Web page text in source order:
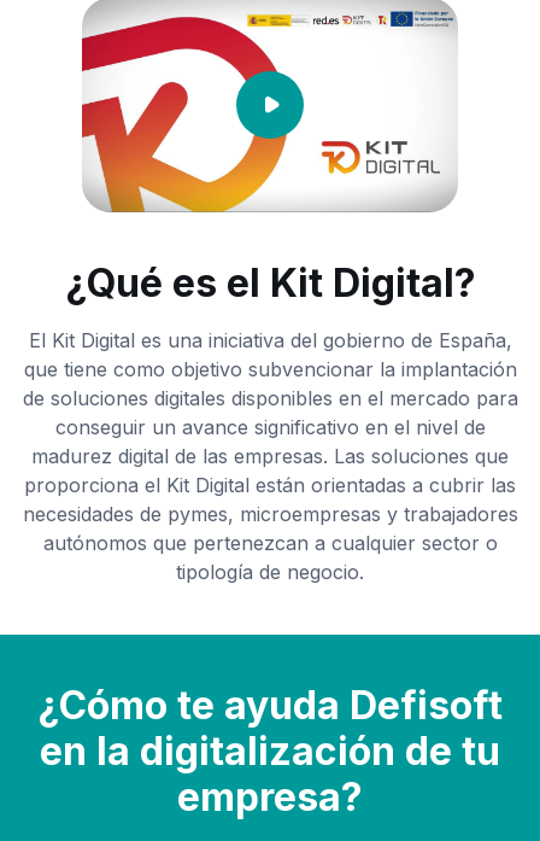
¿Qué es el Kit Digital?
El Kit Digital es una iniciativa del gobierno de España,
que tiene como objetivo subvencionar la implantación
de soluciones digitales disponibles en el mercado para
conseguir un avance significativo en el nivel de
madurez digital de las empresas. Las soluciones que
proporciona el Kit Digital están orientadas a cubrir las
necesidades de pymes, microempresas y trabajadores
autónomos que pertenezcan a cualquier sector o
tipología de negocio.
¿Cómo te ayuda Defisoft
en la digitalización de tu
empresa?